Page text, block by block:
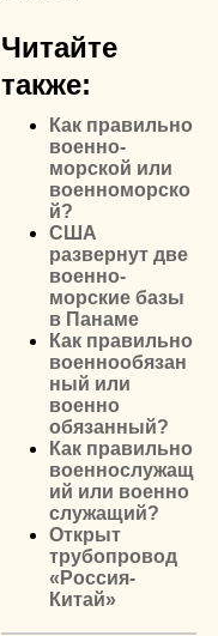
Читайте
также:
Как правильно
военно-
морской или
военноморско
й?
США
развернут две
военно-
морские базы
в Панаме
Как правильно
военнообязан
ный или
военно
обязанный?
Как правильно
военнослужащ
ий или военно
служащий?
Открыт
трубопровод
«Россия-
Китай»